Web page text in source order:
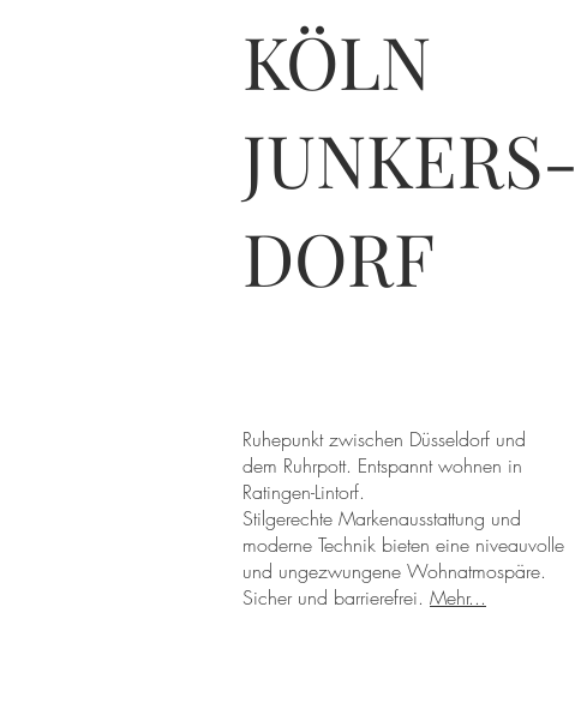
KÖLN
JUNKERS-
DORF
Ruhepunkt zwischen Düsseldorf und
dem Ruhrpott. Entspannt wohnen in
Ratingen-Lintorf.
Stilgerechte Markenausstattung und
moderne Technik bieten eine niveauvolle
und ungezwungene Wohnatmospäre.
Sicher und barrierefrei. Mehr...